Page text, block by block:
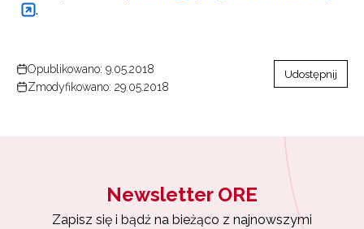
.
Opublikowano: 9.05.2018
Zmodyfikowano: 29.05.2018
Udostępnij
Newsletter ORE
Zapisz się i bądź na bieżąco z najnowszymi